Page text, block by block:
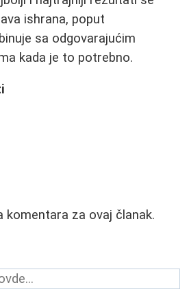
ishrana, poput
sa odgovarajućim
kada je to potrebno.
komentara za ovaj članak.